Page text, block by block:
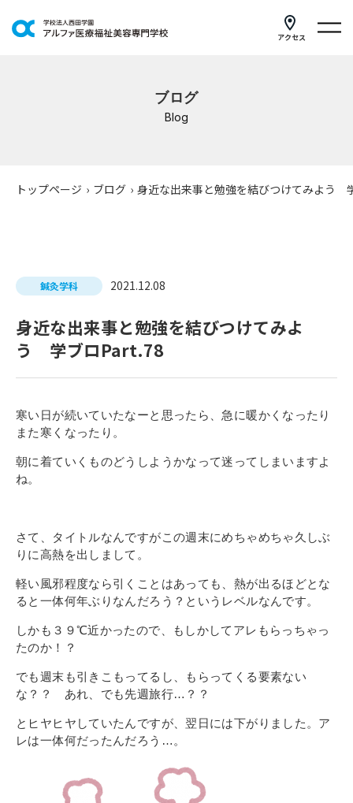
アクセス
研修・講座
公共職業訓練
よくあるご質問
在校生の皆さまへ
卒業生の皆さまへ
ブログ
お問い合わせ
資料請求
インターネット出願
教職員採用情報
個人情報の取り扱いについて
ブログ
Blog
トップページ › ブログ › 身近な出来事と勉強を結びつけてみよう
鍼灸学科 2021.12.08
身近な出来事と勉強を結びつけてみよ
う 学ブロPart.78
寒い日が続いていたなーと思ったら、急に暖かくなったり
また寒くなったり。
朝に着ていくものどうしようかなって迷ってしまいますよ
ね。
さて、タイトルなんですがこの週末にめちゃめちゃ久しぶ
りに高熱を出しまして。
軽い風邪程度なら引くことはあっても、熱が出るほどとな
ると一体何年ぶりなんだろう？というレベルなんです。
しかも３９℃近かったので、もしかしてアレもらっちゃっ
たのか！？
でも週末も引きこもってるし、もらってくる要素ない
な？？ あれ、でも先週旅行…？？
とヒヤヒヤしていたんですが、翌日には下がりました。ア
レは一体何だったんだろう…。